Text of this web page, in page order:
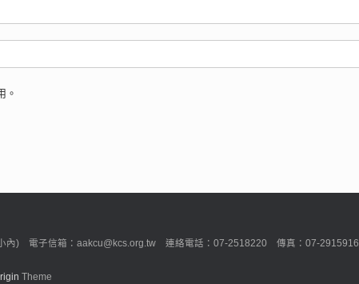
。
內) 電子信箱：aakcu@kcs.org.tw 連絡電話：07-2518220 傳真：07-2915916
Theme